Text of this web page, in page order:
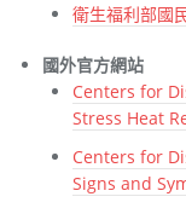
衛生福利部國
國外官方網站
Centers for
Stress Heat
Centers for
Signs and